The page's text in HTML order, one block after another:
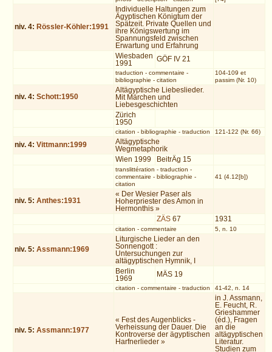
niv. 4: Rössler-Köhler:1991
Individuelle Haltungen zum
Ägyptischen Königtum der
Spätzeit. Private Quellen und
ihre Königswertung im
Spannungsfeld zwischen
Erwartung und Erfahrung
Wiesbaden
1991
GÖF IV 21
traduction - commentaire -
bibliographie - citation
104-109 et
passim (Nr. 10)
niv. 4:Schott:1950
Altägyptische Liebeslieder.
Mit Märchen und
Liebesgeschichten
Zürich
1950
citation - bibliographie - traduction 121-122 (Nr. 66)
niv. 4:Vittmann:1999
Altägyptische
Wegmetaphorik
Wien 1999
BeitrÄg 15
translittération - traduction -
commentaire - bibliographie -
citation
41 (4.12[b])
niv. 5:Anthes:1931
« Der Wesier Paser als
Hoherpriester des Amon in
Hermonthis »
ZÄS 67 1931
citation - commentaire 5, n. 10
niv. 5:Assmann:1969
Liturgische Lieder an den
Sonnengott :
Untersuchungen zur
altägyptischen Hymnik, I
Berlin
1969
MÄS 19
citation - commentaire - traduction 41-42, n. 14
niv. 5:Assmann:1977
« Fest des Augenblicks -
Verheissung der Dauer. Die
Kontroverse der ägyptischen
Harfnerlieder »
in J. Assmann,
E. Feucht, R.
Grieshammer
(éd.), Fragen
an die
altägyptischen
Literatur.
Studien zum